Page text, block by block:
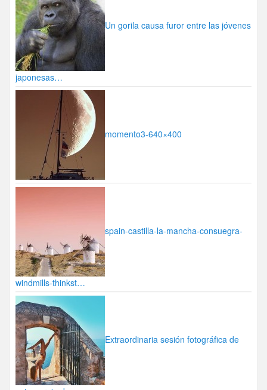
Un gorila causa furor entre las jóvenes
japonesas…
momento3-640×400
spain-castilla-la-mancha-consuegra-
windmills-thinkst…
Extraordinaria sesión fotográfica de